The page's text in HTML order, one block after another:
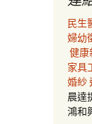
民生
婦幼
健康
家具
婚紗
晨達
鴻和